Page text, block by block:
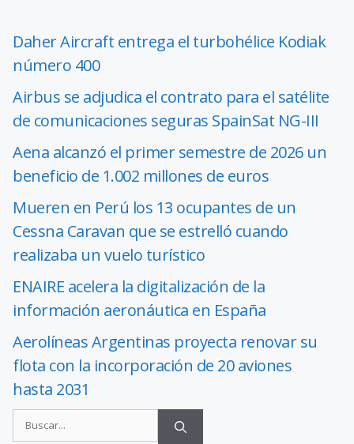
Daher Aircraft entrega el turbohélice Kodiak
número 400
Airbus se adjudica el contrato para el satélite
de comunicaciones seguras SpainSat NG-III
Aena alcanzó el primer semestre de 2026 un
beneficio de 1.002 millones de euros
Mueren en Perú los 13 ocupantes de un
Cessna Caravan que se estrelló cuando
realizaba un vuelo turístico
ENAIRE acelera la digitalización de la
información aeronáutica en España
Aerolíneas Argentinas proyecta renovar su
flota con la incorporación de 20 aviones
hasta 2031